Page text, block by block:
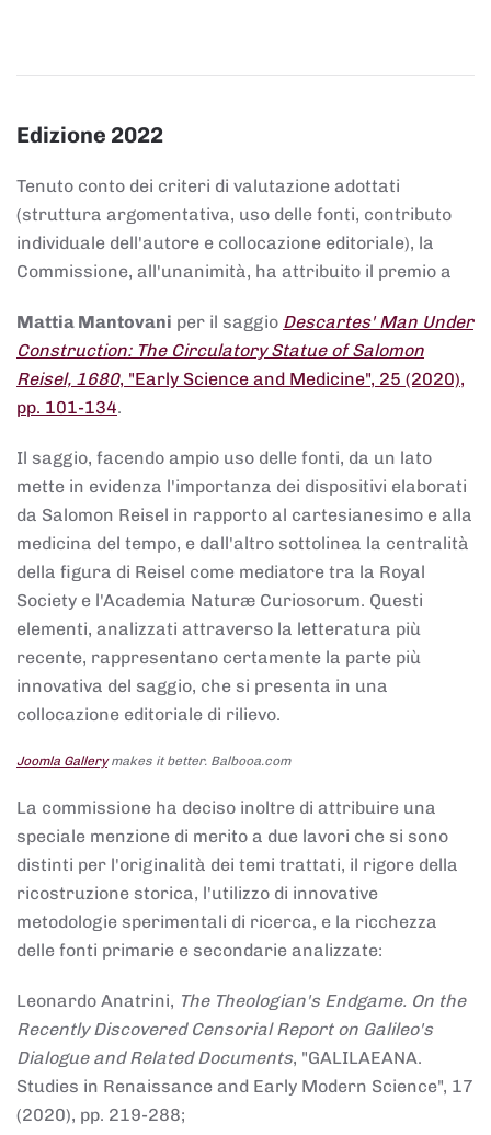
Edizione 2022
Tenuto conto dei criteri di valutazione adottati
(struttura argomentativa, uso delle fonti, contributo
individuale dell'autore e collocazione editoriale), la
Commissione, all'unanimità, ha attribuito il premio a
Mattia Mantovani per il saggio Descartes' Man Under
Construction: The Circulatory Statue of Salomon
Reisel, 1680, "Early Science and Medicine", 25 (2020),
pp. 101-134.
Il saggio, facendo ampio uso delle fonti, da un lato
mette in evidenza l'importanza dei dispositivi elaborati
da Salomon Reisel in rapporto al cartesianesimo e alla
medicina del tempo, e dall'altro sottolinea la centralità
della figura di Reisel come mediatore tra la Royal
Society e l'Academia Naturæ Curiosorum. Questi
elementi, analizzati attraverso la letteratura più
recente, rappresentano certamente la parte più
innovativa del saggio, che si presenta in una
collocazione editoriale di rilievo.
Joomla Gallerymakes it better. Balbooa.com
La commissione ha deciso inoltre di attribuire una
speciale menzione di merito a due lavori che si sono
distinti per l'originalità dei temi trattati, il rigore della
ricostruzione storica, l'utilizzo di innovative
metodologie sperimentali di ricerca, e la ricchezza
delle fonti primarie e secondarie analizzate:
Leonardo Anatrini, The Theologian's Endgame. On the
Recently Discovered Censorial Report on Galileo's
Dialogue and Related Documents, "GALILAEANA.
Studies in Renaissance and Early Modern Science", 17
(2020), pp. 219-288;